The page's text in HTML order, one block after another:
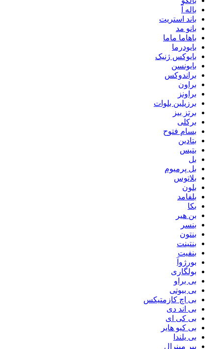
باله آ
باند استریت
بانو مد
باهاما ماما
بایودرما
بایوکس ژنیک
بایونسن
براندوکس
براون
براونز
برزیلین بلوات
برتز بیز
برکلی
بسام فتوح
بتادین
بتیس
بل
بل پرمیوم
بلاتوس
بلون
بلفامد
بکا
بن هیر
بنسر
بنتون
بنتینت
بنفیت
بورژوآ
بولگاری
بی براو
بی بیوتی
بی اچ کازمتیکس
بی اند دی
بی کی ای
بی کیو هایر
بی یلندا
بیر مینرال